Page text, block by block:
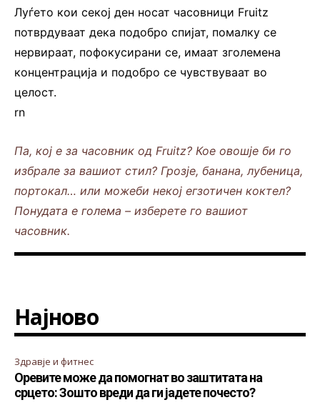
Луѓето кои секој ден носат часовници Fruitz
потврдуваат дека подобро спијат, помалку се
нервираат, пофокусирани се, имаат зголемена
концентрација и подобро се чувствуваат во
целост.
rn
Па, кој е за часовник од Fruitz? Кое овошје би го
избрале за вашиот стил? Грозје, банана, лубеница,
портокал… или можеби некој егзотичен коктел?
Понудата е голема – изберете го вашиот
часовник.
Најново
Здравје и фитнес
Оревите може да помогнат во заштитата на
срцето: Зошто вреди да ги јадете почесто?